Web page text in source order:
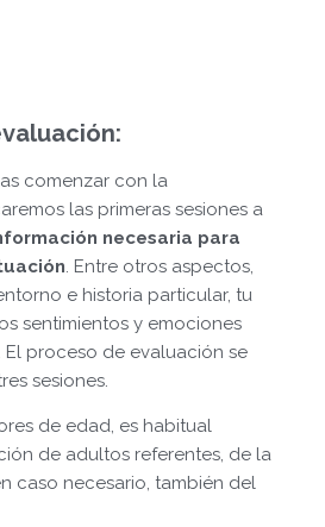
comenzar con la
las primeras sesiones a
necesaria para
. Entre otros aspectos,
e historia particular, tu
sentimientos y emociones
El proceso de evaluación se
sesiones.
de edad, es habitual
de adultos referentes, de la
caso necesario, también del